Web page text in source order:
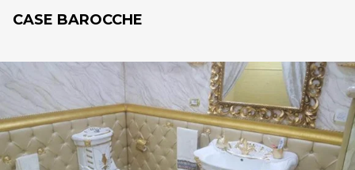
CASE BAROCCHE